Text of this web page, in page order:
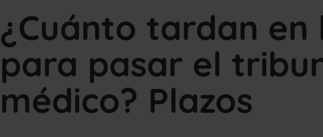
¿Cuánto tardan
para pasar el
médico? Plazos